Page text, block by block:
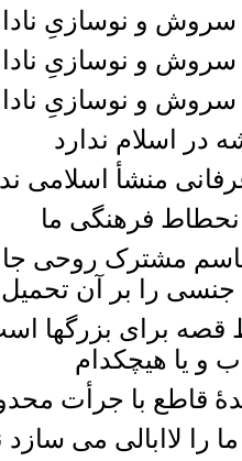
سروش و نوسازیِ
سروش و نوسازیِ
سروش و نوسازیِ
در اسلام ندارد
منشأ اسلامی
فرهنگی ما
مشترک روحی
را بر آن
برای بزرگها
و یا هیچکدام
قاطع با جرأت
را لاابالی می